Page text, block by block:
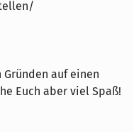
Gründen auf einen
Euch aber viel Spaß!